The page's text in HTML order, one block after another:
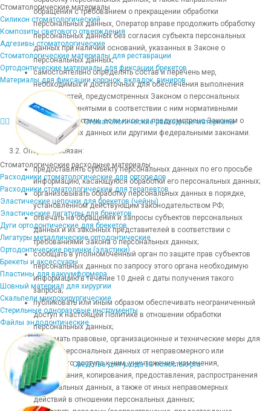
Стоматологические материалы
Силикон стоматологический
Композиты светового отверждения
Адгезивы стоматологические
Стоматологические материалы для реставрации
Ортодонтические материалы для фиксации брекетов
Материалы для фиксации коронок, вкладок, виниров
Стоматологические расходные материалы
Стоматологические расходные материалы
Расходники стоматологические для ортопедов
Расходники стоматологические для терапевтов
Эластические цепочки для брекетов (чейны)
Эластические лигатуры для брекетов
Дуги ортодонтические для брекетов
Лигатуры металлические ортодонтические
Ортодонтические резинки (эластики)
Брекеты и аксессуары
Пластины для вакуумформера
Шовный материал для хирургии
Скальпели микрохирургические
Стерильные одноразовые инструменты
Файлы эндодонтические
Средства для ухода за полостью рта
обращения с требованием о прекращении обработки
персональных данных, Оператор вправе продолжить обработку
персональных данных без согласия субъекта персональных
данных при наличии оснований, указанных в Законе о
персональных данных;
самостоятельно определять состав и перечень мер,
необходимых и достаточных для обеспечения выполнения
обязанностей, предусмотренных Законом о персональных
данных и принятыми в соответствии с ним нормативными
правовыми актами, если иное не предусмотрено Законом о
персональных данных или другими федеральными законами.
3.2. Оператор обязан:
предоставлять субъекту персональных данных по его просьбе
информацию, касающуюся обработки его персональных данных;
организовывать обработку персональных данных в порядке,
установленном действующим законодательством РФ;
отвечать на обращения и запросы субъектов персональных
данных и их законных представителей в соответствии с
требованиями Закона о персональных данных;
сообщать в уполномоченный орган по защите прав субъектов
персональных данных по запросу этого органа необходимую
информацию в течение 10 дней с даты получения такого
запроса;
публиковать или иным образом обеспечивать неограниченный
доступ к настоящей Политике в отношении обработки
персональных данных;
принимать правовые, организационные и технические меры для
защиты персональных данных от неправомерного или
случайного доступа к ним, уничтожения, изменения,
блокирования, копирования, предоставления, распространения
персональных данных, а также от иных неправомерных
действий в отношении персональных данных;